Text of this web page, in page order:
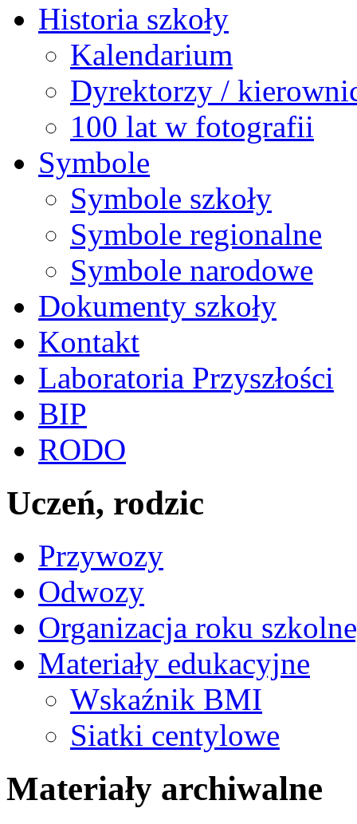
Historia szkoły
Kalendarium
Dyrektorzy /
100 lat w fotografii
Symbole
Symbole szkoły
Symbole regionalne
Symbole narodowe
Dokumenty szkoły
Kontakt
Laboratoria Przyszłości
BIP
RODO
Uczeń, rodzic
Przywozy
Odwozy
Organizacja roku
Materiały edukacyjne
Wskaźnik BMI
Siatki centylowe
Materiały archiwalne